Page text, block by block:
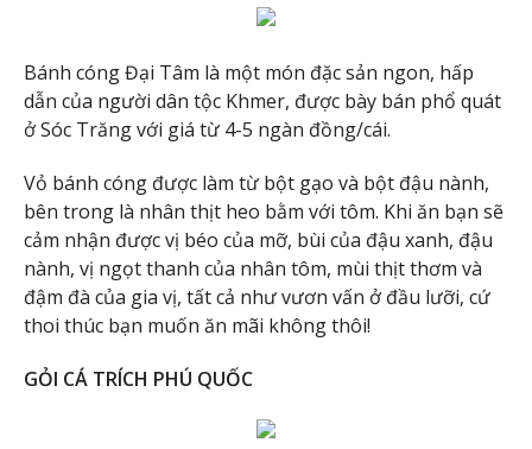
Bánh cóng Đại Tâm là một món đặc sản ngon, hấp
dẫn của người dân tộc Khmer, được bày bán phổ quát
ở Sóc Trăng với giá từ 4-5 ngàn đồng/cái.
Vỏ bánh cóng được làm từ bột gạo và bột đậu nành,
bên trong là nhân thịt heo bằm với tôm. Khi ăn bạn sẽ
cảm nhận được vị béo của mỡ, bùi của đậu xanh, đậu
nành, vị ngọt thanh của nhân tôm, mùi thịt thơm và
đậm đà của gia vị, tất cả như vươn vấn ở đầu lưỡi, cứ
thoi thúc bạn muốn ăn mãi không thôi!
GỎI CÁ TRÍCH PHÚ QUỐC